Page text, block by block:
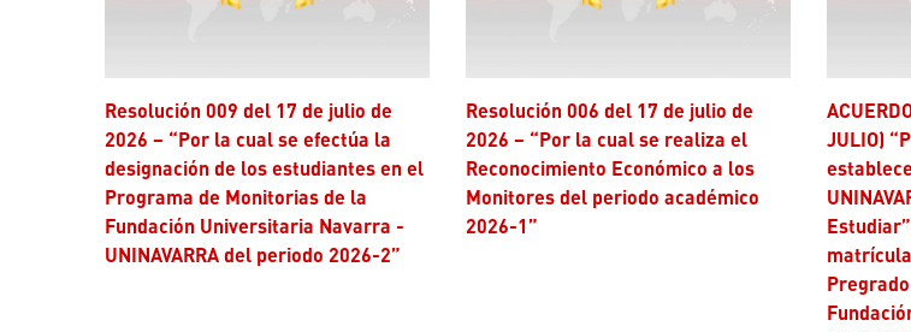
Resolución 009 del 17 de julio de
2026 – “Por la cual se efectúa la
designación de los estudiantes en el
Programa de Monitorias de la
Fundación Universitaria Navarra -
UNINAVARRA del periodo 2026-2”
Resolución 006 del 17 de julio de
2026 – “Por la cual se realiza el
Reconocimiento Económico a los
Monitores del periodo académico
2026-1”
ACUERDO 005 DE 2026 (01 DE
JULIO)